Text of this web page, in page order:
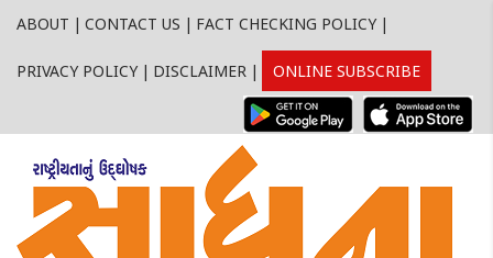
ABOUT | CONTACT US | FACT CHECKING POLICY |
PRIVACY POLICY | DISCLAIMER | ONLINE SUBSCRIBE